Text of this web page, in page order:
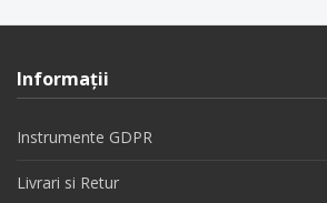
Informaţii
Instrumente GDPR
Livrari si Retur